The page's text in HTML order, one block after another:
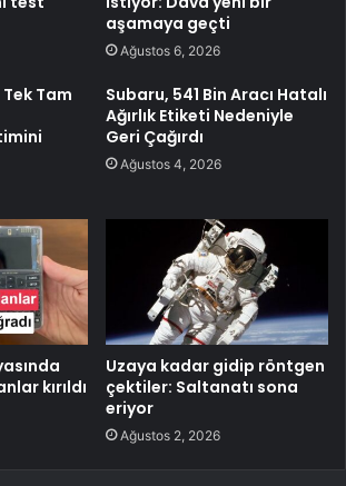
aşamaya geçti
Ağustos 6, 2026
Tam
Subaru, 541 Bin Aracı Hatalı
Ağırlık Etiketi Nedeniyle
Geri Çağırdı
Ağustos 4, 2026
kırıldı
Uzaya kadar gidip röntgen
çektiler: Saltanatı sona
eriyor
Ağustos 2, 2026